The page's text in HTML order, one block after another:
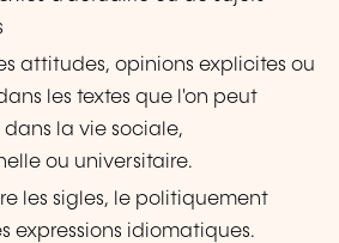
attitudes, opinions explicites ou
les textes que l'on peut
la vie sociale,
ou universitaire.
les sigles, le politiquement
expressions idiomatiques.